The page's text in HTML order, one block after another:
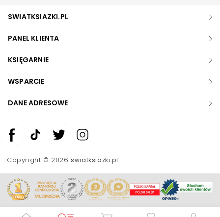
SWIATKSIAZKI.PL
PANEL KLIENTA
KSIĘGARNIE
WSPARCIE
DANE ADRESOWE
Copyright © 2026swiatksiazki.pl
Zwiększ rozmiar czcionki
Skala szarości